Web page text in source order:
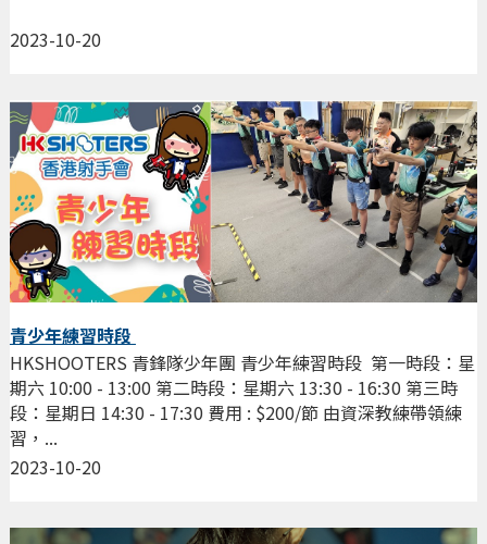
2023-10-20
青少年練習時段
2023-10-20
HKSHOOTERS 青鋒隊少年團 青少年練習時段 第一時段：星
期六 10:00 - 13:00 第二時段：星期六 13:30 - 16:30 第三時
段：星期日 14:30 - 17:30 費用 : $200/節 由資深教練帶領練
習，...